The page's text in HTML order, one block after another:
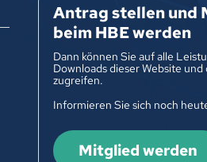
Antrag stellen und
beim HBE werden
Dann können Sie auf alle
Downloads dieser Website und
zugreifen.
Informieren Sie sich noch
Mitglied werden